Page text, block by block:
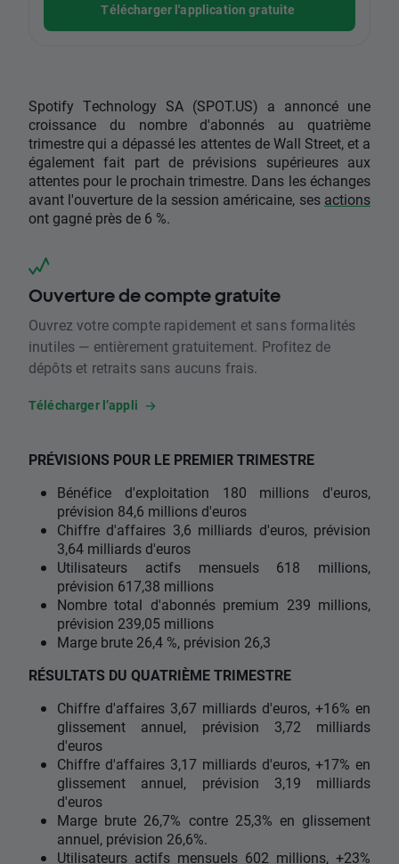
Télécharger l'application gratuite
Spotify Technology SA (SPOT.US) a annoncé une
croissance du nombre d'abonnés au quatrième
trimestre qui a dépassé les attentes de Wall Street, et a
également fait part de prévisions supérieures aux
attentes pour le prochain trimestre. Dans les échanges
avant l'ouverture de la session américaine, ses actions
ont gagné près de 6 %.
Ouverture de compte gratuite
Ouvrez votre compte rapidement et sans formalités
inutiles — entièrement gratuitement. Profitez de
dépôts et retraits sans aucuns frais.
Télécharger l’appli
PRÉVISIONS POUR LE PREMIER TRIMESTRE
Bénéfice d'exploitation 180 millions d'euros,
prévision 84,6 millions d'euros
Chiffre d'affaires 3,6 milliards d'euros, prévision
3,64 milliards d'euros
Utilisateurs actifs mensuels 618 millions,
prévision 617,38 millions
Nombre total d'abonnés premium 239 millions,
prévision 239,05 millions
Marge brute 26,4 %, prévision 26,3
RÉSULTATS DU QUATRIÈME TRIMESTRE
Chiffre d'affaires 3,67 milliards d'euros, +16% en
glissement annuel, prévision 3,72 milliards
d'euros
Chiffre d'affaires 3,17 milliards d'euros, +17% en
glissement annuel, prévision 3,19 milliards
d'euros
Marge brute 26,7% contre 25,3% en glissement
annuel, prévision 26,6%.
Utilisateurs actifs mensuels 602 millions, +23%